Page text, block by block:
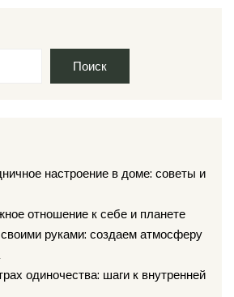
Поиск
настроение в доме: советы и
отношение к себе и планете
руками: создаем атмосферу
одиночества: шаги к внутренней